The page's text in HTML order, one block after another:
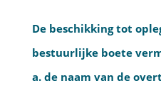
De beschikking tot
bestuurlijke boete
a. de naam van de